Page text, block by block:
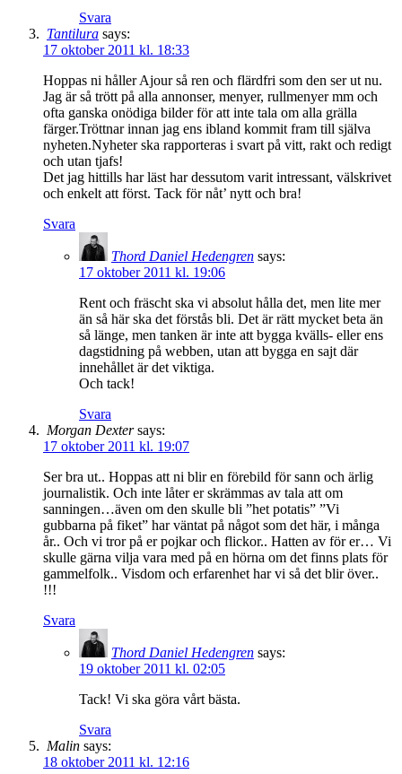
Svara
Tantilura says:
17 oktober 2011 kl. 18:33
Hoppas ni håller Ajour så ren och flärdfri som den ser ut nu.
Jag är så trött på alla annonser, menyer, rullmenyer mm och
ofta ganska onödiga bilder för att inte tala om alla grälla
färger.Tröttnar innan jag ens ibland kommit fram till själva
nyheten.Nyheter ska rapporteras i svart på vitt, rakt och redigt
och utan tjafs!
Det jag hittills har läst har dessutom varit intressant, välskrivet
och enkelt att först. Tack för nåt’ nytt och bra!
Svara
Thord Daniel Hedengren says:
17 oktober 2011 kl. 19:06
Rent och fräscht ska vi absolut hålla det, men lite mer
än så här ska det förstås bli. Det är rätt mycket beta än
så länge, men tanken är inte att bygga kvälls- eller ens
dagstidning på webben, utan att bygga en sajt där
innehållet är det viktiga.
Och tack!
Svara
Morgan Dexter says:
17 oktober 2011 kl. 19:07
Ser bra ut.. Hoppas att ni blir en förebild för sann och ärlig
journalistik. Och inte låter er skrämmas av tala att om
sanningen…även om den skulle bli ”het potatis” ”Vi
gubbarna på fiket” har väntat på något som det här, i många
år.. Och vi tror på er pojkar och flickor.. Hatten av för er… Vi
skulle gärna vilja vara med på en hörna om det finns plats för
gammelfolk.. Visdom och erfarenhet har vi så det blir över..
!!!
Svara
Thord Daniel Hedengren says:
19 oktober 2011 kl. 02:05
Tack! Vi ska göra vårt bästa.
Svara
Malin says:
18 oktober 2011 kl. 12:16